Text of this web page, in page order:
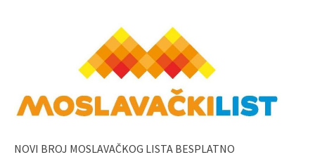
NOVI BROJ MOSLAVAČKOG LISTA BESPLATNO